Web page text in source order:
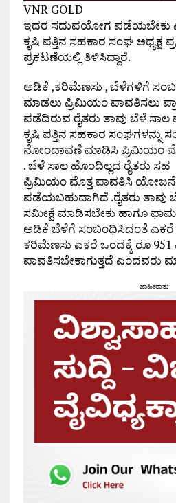
VNR GOLD
ಇದರ ಸದುಪಯೋಗ ಪಡೆಯಬೇಕು
ಕೃಷಿ ಪತ್ತಿನ ಸಹಕಾರ ಸಂಘ ಅಧ್ಯಕ್ಷ
ಪ್ರಕಟಣೆಯಲ್ಲಿ ತಿಳಿಸಿದ್ದಾರೆ.
ಅಡಿಕೆ ,ಕರಿಮೆಣಸು , ಬೆಳೆಗಳಿಗೆ
ಮಾಡಲು ಪ್ರಿಮಿಯಂ ಪಾವತಿಸಲು
ಪಡೆದಿರುವ ರೈತರು ತಾವು ಬೆಳೆ
ಕೃಷಿ ಪತ್ತಿನ ಸಹಕಾರ ಸಂಘಗಳನ್ನು
ನೋಂದಾವಣೆ ಮಾಡಿಸಿ ಪ್ರಿಮಿಯಂ
. ಬೆಳೆ ಸಾಲ ಹೊಂದಿಲ್ಲದ
ಪ್ರಿಮಿಯಂ ಮೊತ್ತ ಪಾವತಿಸಿ
ಪಡೆಯಬಹುದಾಗಿದೆ .ರೈತರು ತಾವು
ಸಮೀಕ್ಷೆ ಮಾಡಿಸಬೇಕು ಹಾಗೂ
ಅಡಿಕೆ ಬೆಳೆಗೆ ಸಂಬಂಧಿಸಿದಂತೆ ಎಕರೆ
ಕರಿಮೆಣಸು ಎಕರೆ ಒಂದಕ್ಕೆ ರೂ
ಪಾವತಿಸಬೇಕಾಗುತ್ತದೆ ಎಂದವರು
ಜಾಹೀರಾತು